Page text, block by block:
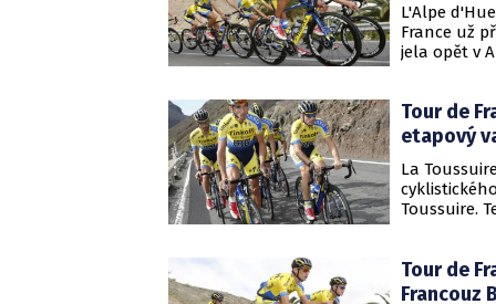
L'Alpe
France už
jela opět v
Chrisu
změnu hájí
ztrácel
pořadí. I po
prvenství
Tour de
etapový
La
Toussuire.
etapové
vítězství
Tour de
Francouz